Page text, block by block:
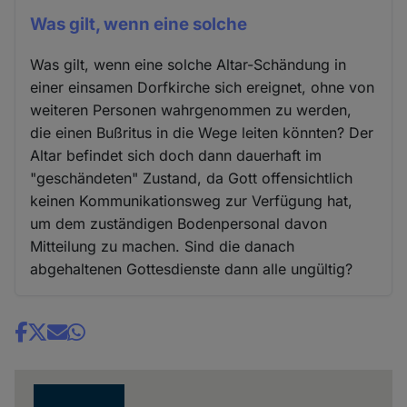
Was gilt, wenn eine solche
Was gilt, wenn eine solche Altar-Schändung in
einer einsamen Dorfkirche sich ereignet, ohne von
weiteren Personen wahrgenommen zu werden,
die einen Bußritus in die Wege leiten könnten? Der
Altar befindet sich doch dann dauerhaft im
"geschändeten" Zustand, da Gott offensichtlich
keinen Kommunikationsweg zur Verfügung hat,
um dem zuständigen Bodenpersonal davon
Mitteilung zu machen. Sind die danach
abgehaltenen Gottesdienste dann alle ungültig?
Share